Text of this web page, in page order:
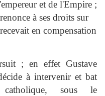
et de l'Empire ;
à ses droits sur
en compensation
; en effet Gustave
à intervenir et bat
sous le